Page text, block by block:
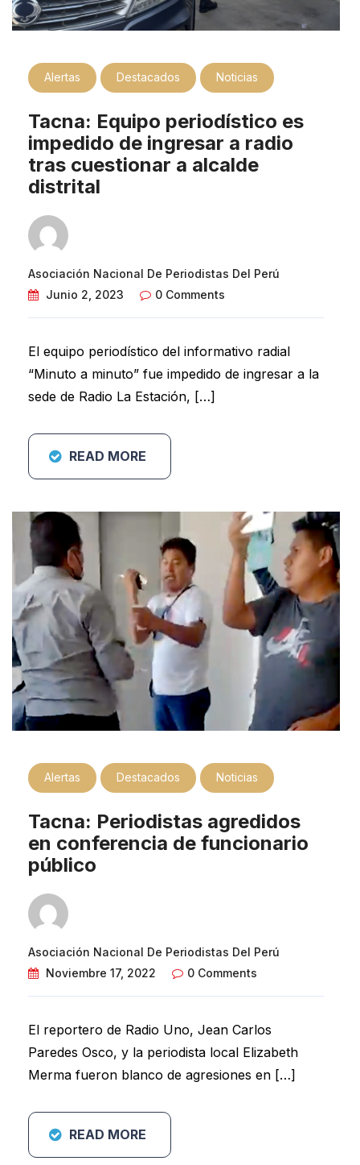
Alertas Destacados Noticias
Tacna: Equipo periodístico es
impedido de ingresar a radio
tras cuestionar a alcalde
distrital
Asociación Nacional De Periodistas Del Perú
Junio 2, 2023
0 Comments
El equipo periodístico del informativo radial
“Minuto a minuto” fue impedido de ingresar a la
sede de Radio La Estación, […]
READ MORE
Alertas Destacados Noticias
Tacna: Periodistas agredidos
en conferencia de funcionario
público
Asociación Nacional De Periodistas Del Perú
Noviembre 17, 2022
0 Comments
El reportero de Radio Uno, Jean Carlos
Paredes Osco, y la periodista local Elizabeth
Merma fueron blanco de agresiones en […]
READ MORE